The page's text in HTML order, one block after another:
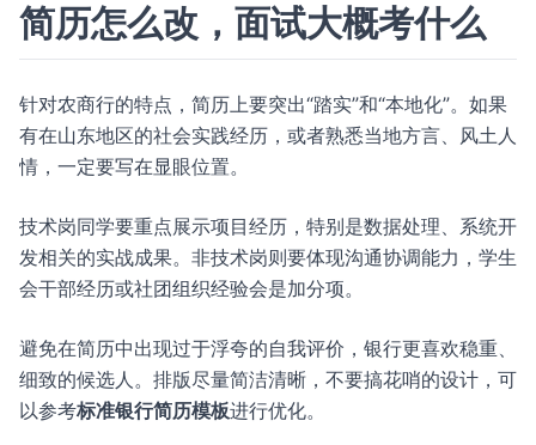
简历怎么改，面试大概考什么
针对农商行的特点，简历上要突出“踏实”和“本地化”。如果
有在山东地区的社会实践经历，或者熟悉当地方言、风土人
情，一定要写在显眼位置。
技术岗同学要重点展示项目经历，特别是数据处理、系统开
发相关的实战成果。非技术岗则要体现沟通协调能力，学生
会干部经历或社团组织经验会是加分项。
避免在简历中出现过于浮夸的自我评价，银行更喜欢稳重、
细致的候选人。排版尽量简洁清晰，不要搞花哨的设计，可
以参考标准银行简历模板进行优化。